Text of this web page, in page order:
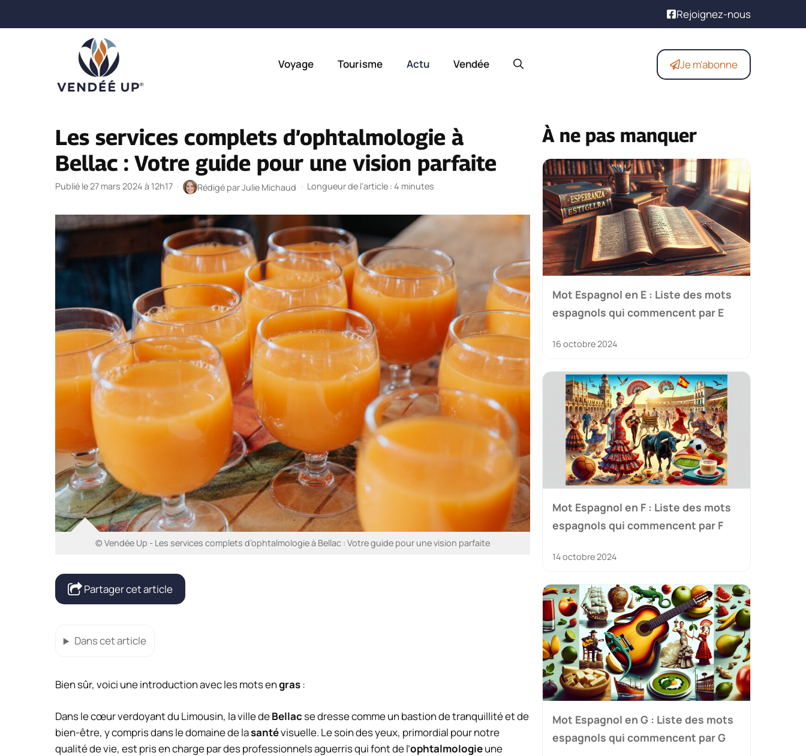
Rejoignez-nous
Voyage Tourisme Actu Vendée Je m'abonne
Les services complets d’ophtalmologie à
Bellac : Votre guide pour une vision parfaite
Publié le 27 mars 2024 à 12h17 · Rédigé parJulie Michaud · Longueur de l’article : 4 minutes
© Vendée Up - Les services complets d’ophtalmologie à Bellac : Votre guide pour une vision parfaite
Partager cet article
Dans cet article
Bien sûr, voici une introduction avec les mots engras:
Dans le cœur verdoyant du Limousin, la ville deBellacse dresse comme un bastion de tranquillité et de
bien-être, y compris dans le domaine de lasantévisuelle. Le soin des yeux, primordial pour notre
qualité de vie, est pris en charge par des professionnels aguerris qui font de l’ophtalmologieune
À ne pas manquer
Mot Espagnol en E : Liste des mots
espagnols qui commencent par E
16 octobre 2024
Mot Espagnol en F : Liste des mots
espagnols qui commencent par F
14 octobre 2024
Mot Espagnol en G : Liste des mots
espagnols qui commencent par G